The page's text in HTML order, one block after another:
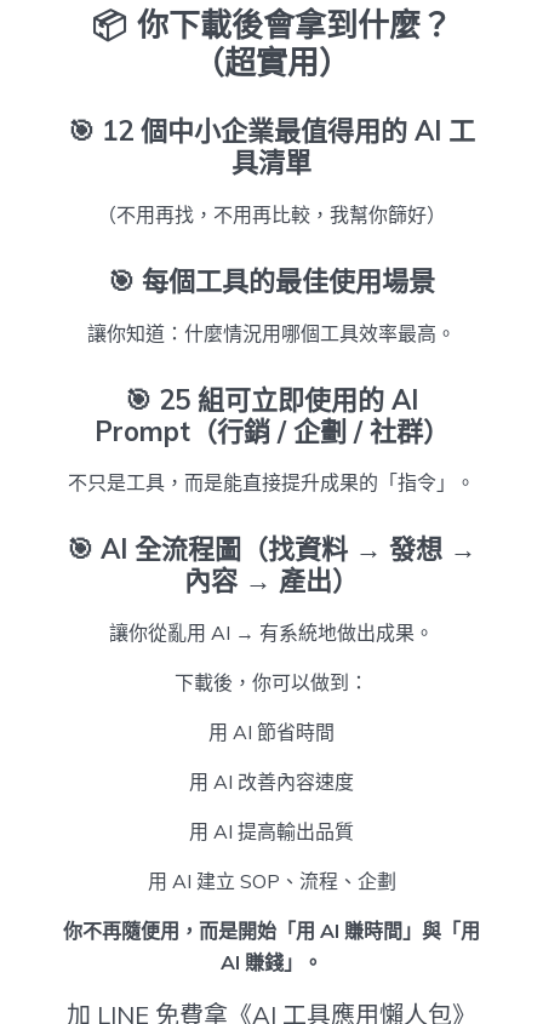
📦 你下載後會拿到什麼？
（超實用）
🎯 12 個中小企業最值得用的 AI 工
具清單
（不用再找，不用再比較，我幫你篩好）
🎯 每個工具的最佳使用場景
讓你知道：什麼情況用哪個工具效率最高。
🎯 25 組可立即使用的 AI
Prompt（行銷 / 企劃 / 社群）
不只是工具，而是能直接提升成果的「指令」。
🎯 AI 全流程圖（找資料 → 發想 →
內容 → 產出）
讓你從亂用 AI → 有系統地做出成果。
下載後，你可以做到：
用 AI 節省時間
用 AI 改善內容速度
用 AI 提高輸出品質
用 AI 建立 SOP、流程、企劃
你不再隨便用，而是開始「用 AI 賺時間」與「用
AI 賺錢」。
加 LINE 免費拿《AI 工具應用懶人包》